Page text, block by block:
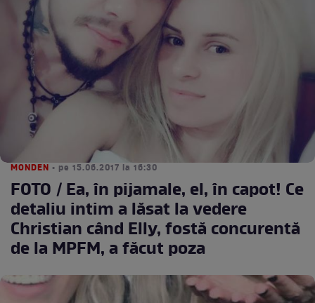
MONDEN • pe 15.06.2017 la 16:30
FOTO / Ea, în pijamale, el, în capot! Ce
detaliu intim a lăsat la vedere
Christian când Elly, fostă concurentă
de la MPFM, a făcut poza